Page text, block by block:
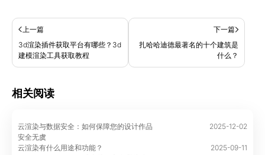
上一篇
3d渲染插件获取平台有哪些？3d
建模渲染工具获取教程
下一篇
扎哈哈迪德最著名的十个建筑是
什么？
相关阅读
云渲染与数据安全：如何保障您的设计作品
安全无虞
2025-12-02
云渲染有什么用途和功能？
2025-09-11